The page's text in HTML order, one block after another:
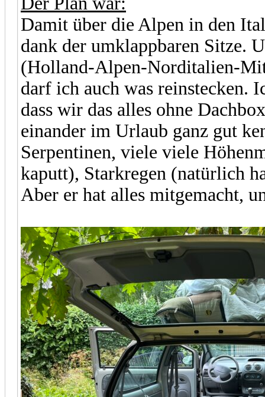
Damit über die Alpen in den
dank der umklappbaren Sitze.
(Holland-Alpen-Norditalien-
darf ich auch was reinstecken.
dass wir das alles ohne
einander im Urlaub ganz gut
Serpentinen, viele viele
kaputt), Starkregen (natürlich
Aber er hat alles mitgemacht,